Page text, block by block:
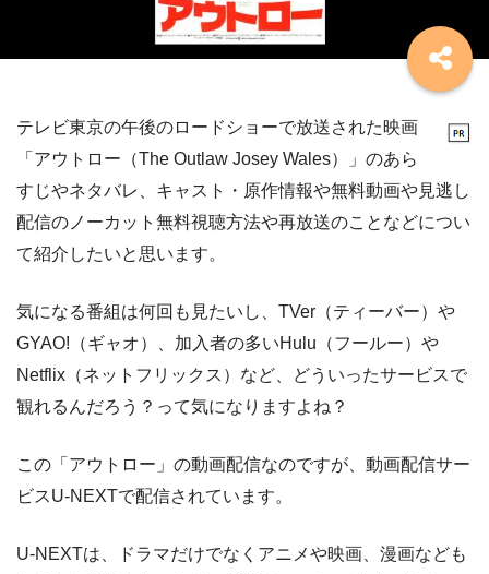
テレビ東京の午後のロードショーで放送された映画
「アウトロー（The Outlaw Josey Wales）」のあら
すじやネタバレ、キャスト・原作情報や無料動画や見逃し
配信のノーカット無料視聴方法や再放送のことなどについ
て紹介したいと思います。
気になる番組は何回も見たいし、TVer（ティーバー）や
GYAO!（ギャオ）、加入者の多いHulu（フールー）や
Netflix（ネットフリックス）など、どういったサービスで
観れるんだろう？って気になりますよね？
この「アウトロー」の動画配信なのですが、動画配信サー
ビスU-NEXTで配信されています。
U-NEXTは、ドラマだけでなくアニメや映画、漫画なども